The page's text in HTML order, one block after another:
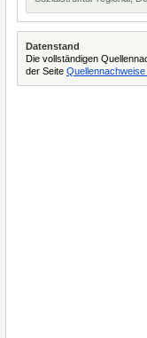
Datenstand
Die vollständigen
der Seite